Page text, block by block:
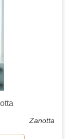
Zanotta